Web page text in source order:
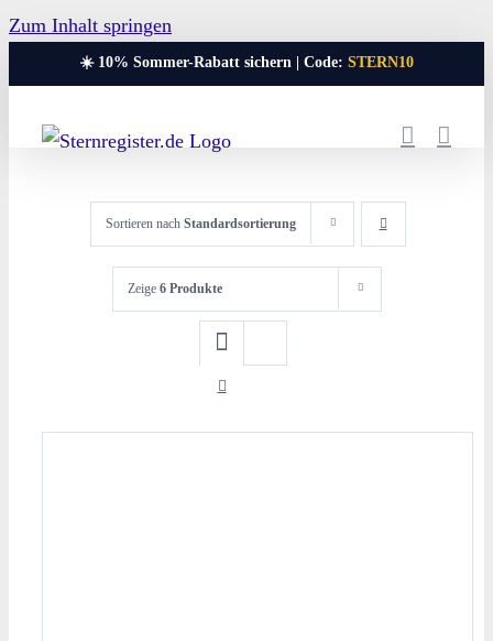
Zum Inhalt springen
☀️ 10% Sommer-Rabatt sichern | Code: STERN10
Sortieren nach Standardsortierung
Zeige 6 Produkte